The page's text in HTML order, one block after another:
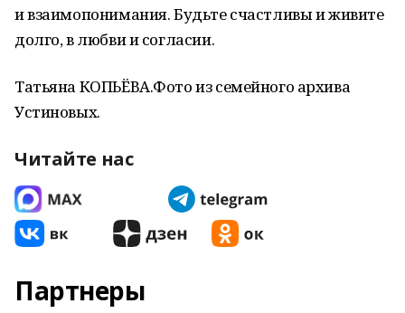
и взаимопонимания. Будьте счастливы и живите
долго, в любви и согласии.
Татьяна КОПЬЁВА.Фото из семейного архива
Устиновых.
Читайте нас
Партнеры